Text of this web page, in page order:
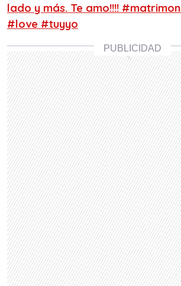
lado y más. Te amo!!!!
#love #tuyyo